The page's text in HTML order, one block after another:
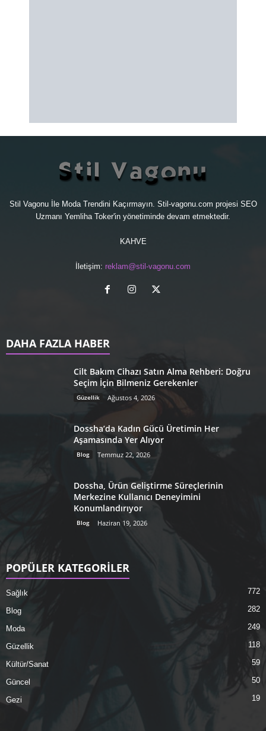
Stil Vagonu İle Moda Trendini Kaçırmayın. Stil-vagonu.com projesi SEO
Uzmanı Yemliha Toker'in yönetiminde devam etmektedir.
KAHVE
İletişim: reklam@stil-vagonu.com
DAHA FAZLA HABER
Cilt Bakım Cihazı Satın Alma Rehberi: Doğru
Seçim İçin Bilmeniz Gerekenler
Güzellik Ağustos 4, 2026
Dossha’da Kadın Gücü Üretimin Her
Aşamasında Yer Alıyor
Blog Temmuz 22, 2026
Dossha, Ürün Geliştirme Süreçlerinin
Merkezine Kullanıcı Deneyimini
Konumlandırıyor
Blog Haziran 19, 2026
POPÜLER KATEGORİLER
Sağlık 772
Blog 282
Moda 249
Güzellik 118
Kültür/Sanat 59
Güncel 50
Gezi 19